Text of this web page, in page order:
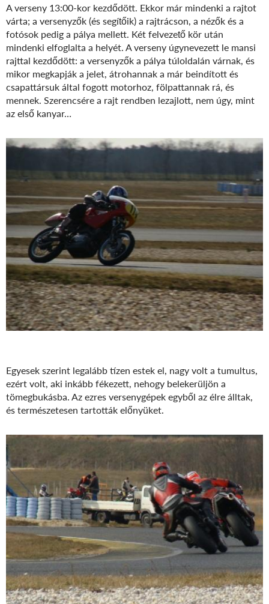
A verseny 13:00-kor kezdődött. Ekkor már mindenki a rajtot
várta; a versenyzők (és segítőik) a rajtrácson, a nézők és a
fotósok pedig a pálya mellett. Két felvezető kör után
mindenki elfoglalta a helyét. A verseny úgynevezett le mansi
rajttal kezdődött: a versenyzők a pálya túloldalán várnak, és
mikor megkapják a jelet, átrohannak a már beindított és
csapattársuk által fogott motorhoz, fölpattannak rá, és
mennek. Szerencsére a rajt rendben lezajlott, nem úgy, mint
az első kanyar…
Egyesek szerint legalább tízen estek el, nagy volt a tumultus,
ezért volt, aki inkább fékezett, nehogy belekerüljön a
tömegbukásba. Az ezres versenygépek egyből az élre álltak,
és természetesen tartották előnyüket.